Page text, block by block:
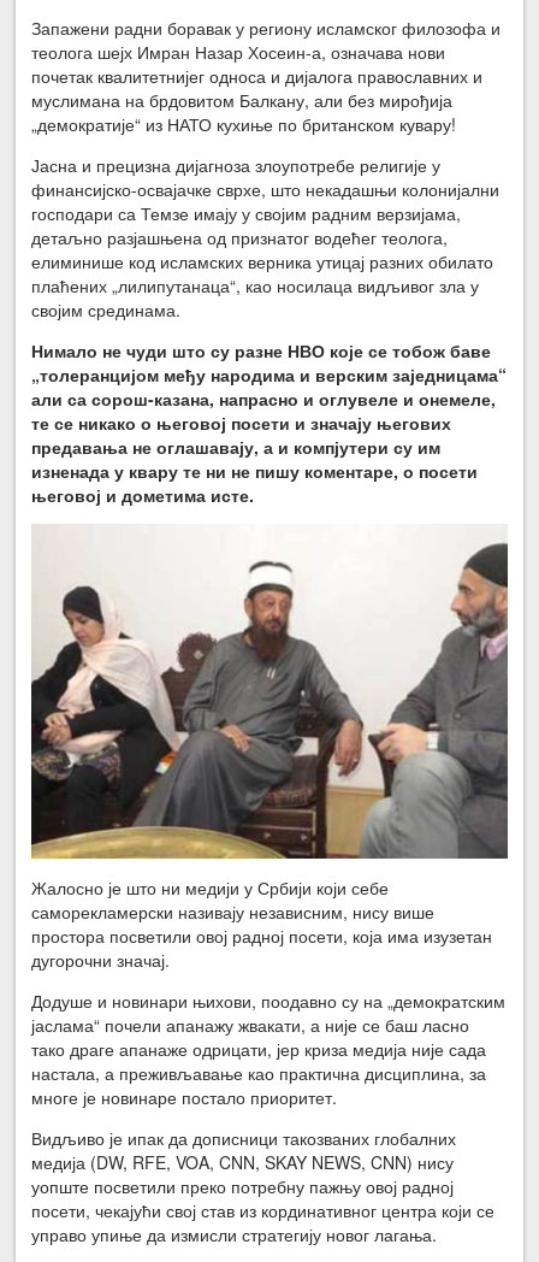
Запажени радни боравак у региону исламског филозофа и
теолога шејх Имран Назар Хосеин-а, означава нови
почетак квалитетнијег односа и дијалога православних и
муслимана на брдовитом Балкану, али без мирођија
„демократије“ из НАТО кухиње по британском кувару!
Јасна и прецизна дијагноза злоупотребе религије у
финансијско-освајачке сврхе, што некадашњи колонијални
господари са Темзе имају у својим радним верзијама,
детаљно разјашњена од признатог водећег теолога,
елиминише код исламских верника утицај разних обилато
плаћених „лилипутанаца“, као носилаца видљивог зла у
својим срединама.
Нимало не чуди што су разне НВО које се тобож баве
„толеранцијом међу народима и верским заједницама“
али са сорош-казана, напрасно и оглувеле и онемеле,
те се никако о његовој посети и значају његових
предавања не оглашавају, а и компјутери су им
изненада у квару те ни не пишу коментаре, о посети
његовој и дометима исте.
Жалосно је што ни медији у Србији који себе
саморекламерски називају независним, нису више
простора посветили овој радној посети, која има изузетан
дугорочни значај.
Додуше и новинари њихови, поодавно су на „демократским
јаслама“ почели апанажу жвакати, а није се баш ласно
тако драге апанаже одрицати, јер криза медија није сада
настала, а преживљавање као практична дисциплина, за
многе је новинаре постало приоритет.
Видљиво је ипак да дописници такозваних глобалних
медија (DW, RFE, VOA, CNN, SKAY NEWS, CNN) нису
уопште посветили преко потребну пажњу овој радној
посети, чекајући свој став из кординативног центра који се
управо упиње да измисли стратегију новог лагања.